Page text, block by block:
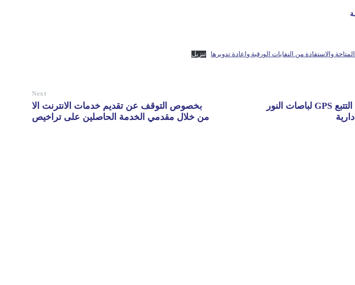
والاستفادة من النفايات الورقية واعادة تدويرها تنزيل
بخصوص تركيب أجهزة التتبع GPS لباصات النور
Next
بخصوص التوقف عن تقديم خدمات الانترنت الا
من خلال مقدمي الخدمة الحاصلين على تراخيص